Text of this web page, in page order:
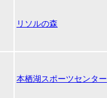
リソルの森
本栖湖スポーツセンター